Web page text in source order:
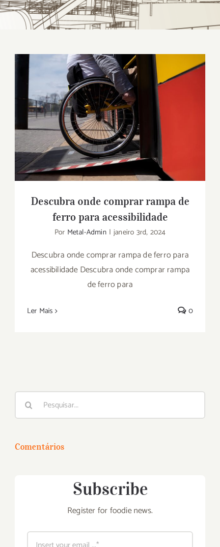
Descubra onde comprar rampa de ferro
para acessibilidade
Descubra onde comprar rampa de
ferro para acessibilidade
Por Metal-Admin | janeiro 3rd, 2024
Descubra onde comprar rampa de ferro para
acessibilidade Descubra onde comprar rampa
de ferro para
Ler Mais 0
Buscar
resultados
Comentários
Subscribe
Register for foodie news.